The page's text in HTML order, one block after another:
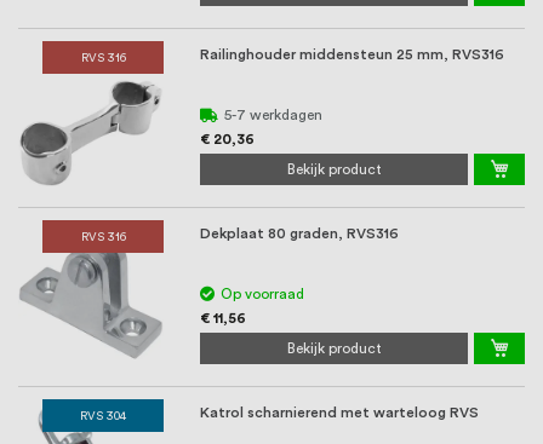
RVS 316 Railinghouder middensteun 25 mm, RVS316
5-7 werkdagen
€ 20,36
Bekijk product
RVS 316 Dekplaat 80 graden, RVS316
Op voorraad
€ 11,56
Bekijk product
RVS 304 Katrol scharnierend met warteloog RVS